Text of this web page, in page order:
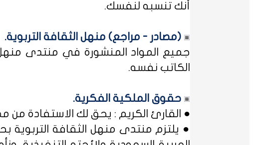
أنك تنسبه لنفسك.
(مصادر - مراجع) منهل الثقافة التربوية.
جميع المواد المنشورة في منتدى منهل
الكاتب نفسه.
حقوق الملكية الفكرية.
● القارئ الكريم : يحق لك الاستفادة من
● يلتزم منتدى منهل الثقافة التربوية